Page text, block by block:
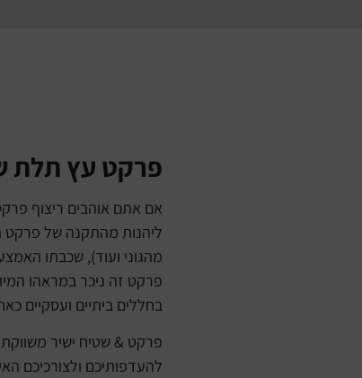
פרקט עץ תלת
אם אתם אוהבים ריצוף
ליהנות מהתקנה של פרקט
מהגוני ועוד), שכבתו
פרקט זה ניכר במראהו
בחללים ביתיים ועסקיים
פרקט & שטיח ישיר
להעדפותיכם ולצורכיכם